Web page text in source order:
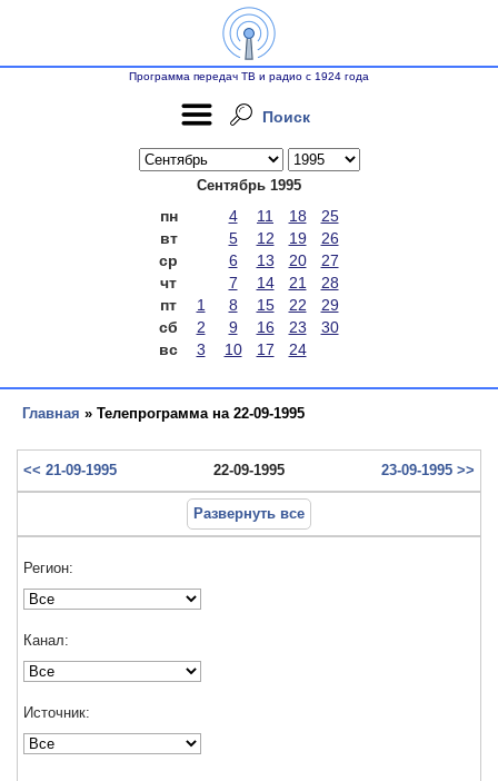
Программа передач ТВ и радио с 1924 года
Поиск
Сентябрь 1995
пн 4 11 18
25
вт
5 12 19
26
ср
6 13 20
27
чт
7 14 21
28
пт
1 8 15 22
29
сб
2 9 16 23
30
вс
3 10 17 24
Главная » Телепрограмма на 22-09-1995
<< 21-09-1995 22-09-1995 23-09-1995 >>
Развернуть все
Регион:
Канал:
Источник: